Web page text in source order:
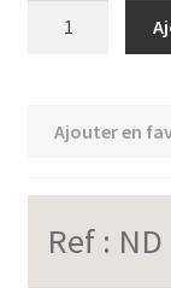
Ajouter en
Ref : ND